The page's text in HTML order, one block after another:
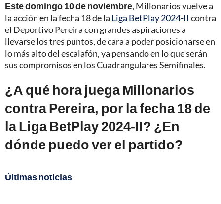
Este domingo 10 de noviembre, Millonarios vuelve a
la acción en la fecha 18 de la Liga BetPlay 2024-II contra
el Deportivo Pereira con grandes aspiraciones a
llevarse los tres puntos, de cara a poder posicionarse en
lo más alto del escalafón, ya pensando en lo que serán
sus compromisos en los Cuadrangulares Semifinales.
¿A qué hora juega Millonarios
contra Pereira, por la fecha 18 de
la Liga BetPlay 2024-II? ¿En
dónde puedo ver el partido?
Últimas noticias